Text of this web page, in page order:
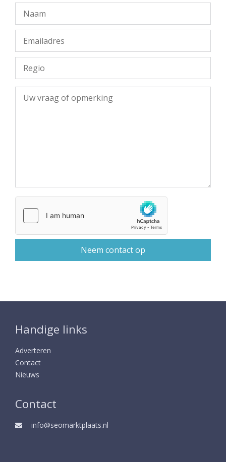
Handige links
Adverteren
Contact
Nieuws
Contact
info@seomarktplaats.nl